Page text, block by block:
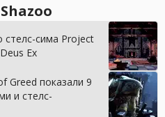
стелс-сима Project
Ex
Greed показали 9
и стелс-